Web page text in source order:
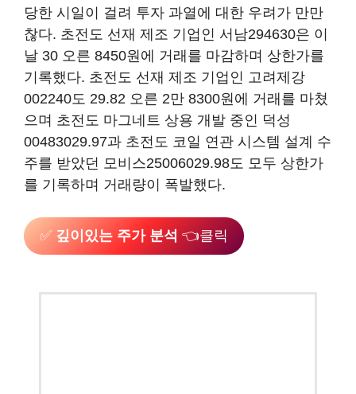
당한 시일이 걸려 투자 과열에 대한 우려가 만만
찮다. 초전도 선재 제조 기업인 서남294630은 이
날 30 오른 8450원에 거래를 마감하며 상한가를
기록했다. 초전도 선재 제조 기업인 고려제강
002240도 29.82 오른 2만 8300원에 거래를 마쳤
으며 초전도 마그네트 상용 개발 중인 덕성
00483029.97과 초전도 코일 연관 시스템 설계 수
주를 받았던 모비스25006029.98도 모두 상한가
를 기록하며 거래량이 폭발했다.
✅ 깊이있는 주가 분석 👈클릭